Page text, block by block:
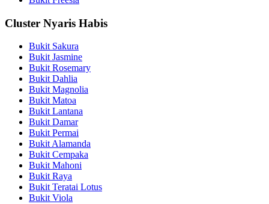
Cluster Nyaris Habis
Bukit Sakura
Bukit Jasmine
Bukit Rosemary
Bukit Dahlia
Bukit Magnolia
Bukit Matoa
Bukit Lantana
Bukit Damar
Bukit Permai
Bukit Alamanda
Bukit Cempaka
Bukit Mahoni
Bukit Raya
Bukit Teratai Lotus
Bukit Viola